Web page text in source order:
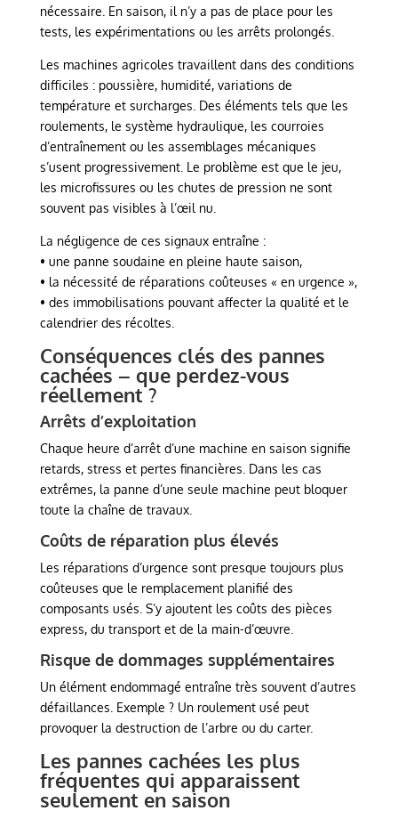
nécessaire. En saison, il n’y a pas de place pour les
tests, les expérimentations ou les arrêts prolongés.
Les machines agricoles travaillent dans des conditions
difficiles : poussière, humidité, variations de
température et surcharges. Des éléments tels que les
roulements, le système hydraulique, les courroies
d’entraînement ou les assemblages mécaniques
s’usent progressivement. Le problème est que le jeu,
les microfissures ou les chutes de pression ne sont
souvent pas visibles à l’œil nu.
La négligence de ces signaux entraîne :
• une panne soudaine en pleine haute saison,
• la nécessité de réparations coûteuses « en urgence »,
• des immobilisations pouvant affecter la qualité et le
calendrier des récoltes.
Conséquences clés des pannes
cachées – que perdez-vous
réellement ?
Arrêts d’exploitation
Chaque heure d’arrêt d’une machine en saison signifie
retards, stress et pertes financières. Dans les cas
extrêmes, la panne d’une seule machine peut bloquer
toute la chaîne de travaux.
Coûts de réparation plus élevés
Les réparations d’urgence sont presque toujours plus
coûteuses que le remplacement planifié des
composants usés. S’y ajoutent les coûts des pièces
express, du transport et de la main-d’œuvre.
Risque de dommages supplémentaires
Un élément endommagé entraîne très souvent d’autres
défaillances. Exemple ? Un roulement usé peut
provoquer la destruction de l’arbre ou du carter.
Les pannes cachées les plus
fréquentes qui apparaissent
seulement en saison